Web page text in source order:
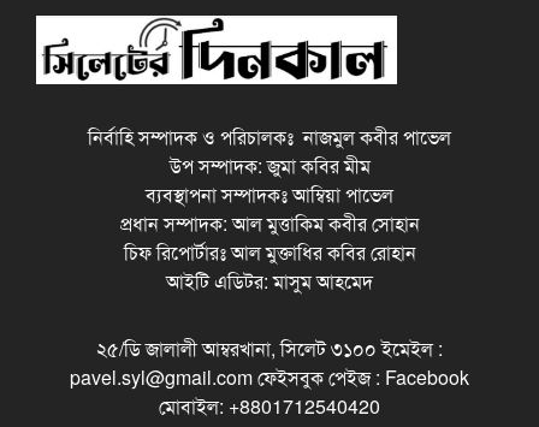
নির্বাহি সম্পাদক ও পরিচালকঃ নাজমুল কবীর পাভেল
উপ সম্পাদক: জুমা কবির মীম
ব্যবস্থাপনা সম্পাদকঃ আম্বিয়া পাভেল
প্রধান সম্পাদক: আল মুত্তাকিম কবীর সোহান
চিফ রিপোর্টারঃ আল মুক্তাধির কবির রোহান
আইটি এডিটর: মাসুম আহমেদ
২৫/ডি জালালী আম্বরখানা, সিলেট ৩১০০ ইমেইল :
pavel.syl@gmail.com ফেইসবুক পেইজ : Facebook
মোবাইল: +8801712540420